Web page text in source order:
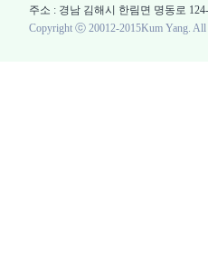
주소 : 경남 김해시 한림면 명동로
Copyright ⓒ 20012-2015Kum Yang. All